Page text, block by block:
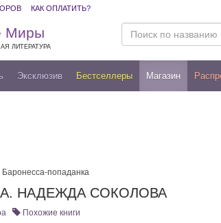
КАК ОПЛАТИТЬ?
Миры
ЛИТЕРАТУРА
Эксклюзив Бестселлеры Магазин
Баронесса-попаданка
НАДЕЖДА СОКОЛОВА
Похожие книги